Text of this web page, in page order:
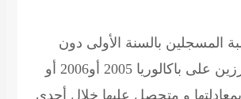
المسجلين بالسنة الأولى دون
على باكالوريا
أو
و متحصل عليها خلال أحدى